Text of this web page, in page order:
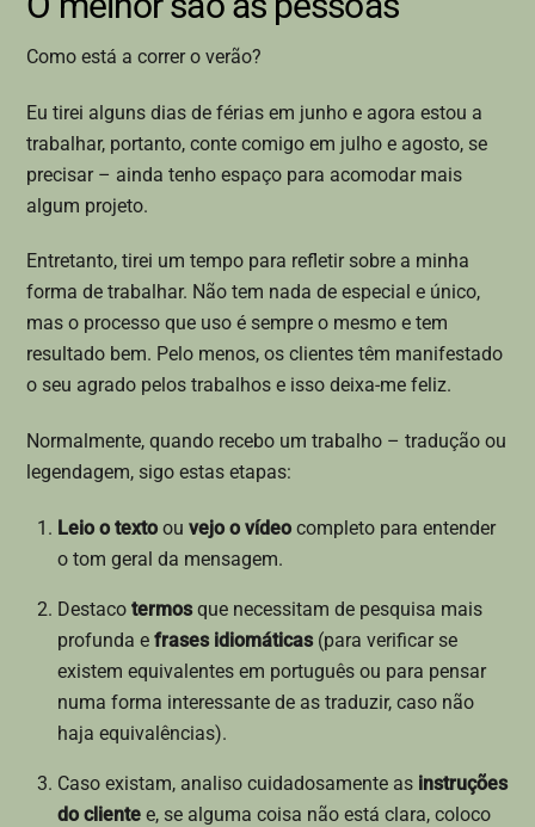
Como está a correr o verão?
Eu tirei alguns dias de férias em junho e agora estou a
trabalhar, portanto, conte comigo em julho e agosto, se
precisar – ainda tenho espaço para acomodar mais
algum projeto.
Entretanto, tirei um tempo para refletir sobre a minha
forma de trabalhar. Não tem nada de especial e único,
mas o processo que uso é sempre o mesmo e tem
resultado bem. Pelo menos, os clientes têm manifestado
o seu agrado pelos trabalhos e isso deixa-me feliz.
Normalmente, quando recebo um trabalho – tradução ou
legendagem, sigo estas etapas:
Leio o texto ou vejo o vídeo completo para entender
o tom geral da mensagem.
Destaco termosque necessitam de pesquisa mais
profunda e frases idiomáticas (para verificar se
existem equivalentes em português ou para pensar
numa forma interessante de as traduzir, caso não
haja equivalências).
Caso existam, analiso cuidadosamente as instruções
do cliente e, se alguma coisa não está clara, coloco